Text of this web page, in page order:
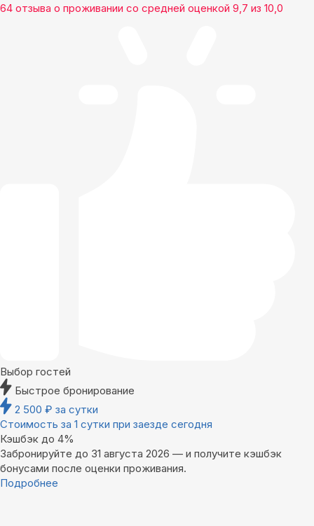
64 отзыва о проживании со средней оценкой 9,7 из 10,0
Выбор гостей
Быстрое бронирование
2 500 ₽ за сутки
Стоимость за 1 сутки при заезде сегодня
Кэшбэк до 4%
Забронируйте до 31 августа 2026 — и получите кэшбэк
бонусами после оценки проживания.
Подробнее